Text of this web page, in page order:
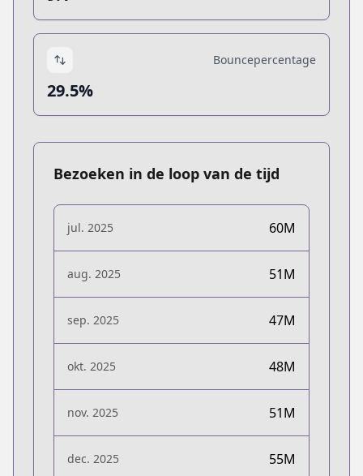
Bouncepercentage
29.5%
Bezoeken in de loop van de tijd
jul. 2025 60M
aug. 2025 51M
sep. 2025 47M
okt. 2025 48M
nov. 2025 51M
dec. 2025 55M